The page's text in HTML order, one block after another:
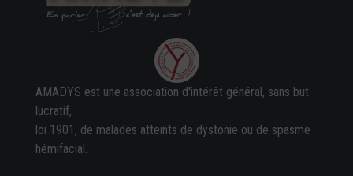
AMADYS est une association d'intérêt général, sans but
lucratif,
loi 1901, de malades atteints de dystonie ou de spasme
hémifacial.